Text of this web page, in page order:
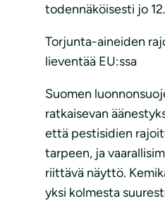
todennäköisesti jo
Torjunta-aineiden
lieventää EU:ssa
Suomen
ratkaisevan
että pestisidien
tarpeen, ja
riittävä näyttö.
yksi kolmesta